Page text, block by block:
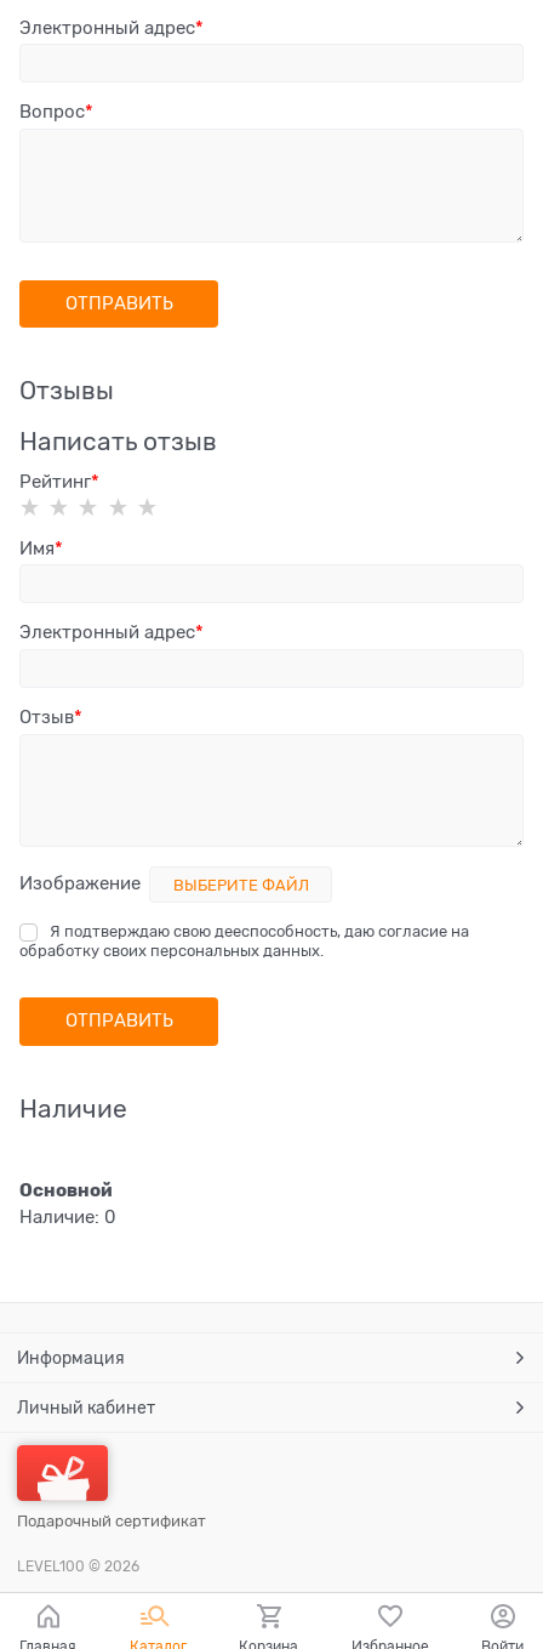
Электронный адрес
Вопрос
Отзывы
Написать отзыв
Рейтинг
Имя
Электронный адрес
Отзыв
Изображение ВЫБЕРИТЕ ФАЙЛ
Я подтверждаю свою дееспособность, даю согласие на
обработку своих персональных данных.
Наличие
Основной
Наличие: 0
Информация
Личный кабинет
Подарочный сертификат
LEVEL100 © 2026